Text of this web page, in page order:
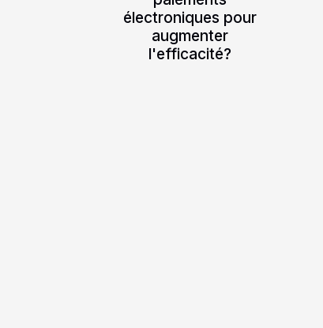
électroniques pour
augmenter
l'efficacité?